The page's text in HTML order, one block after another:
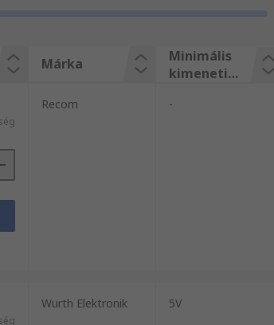
választékát
elektromos
Márka
Minimális
kimeneti
Recom -
Wurth Elektronik 5V